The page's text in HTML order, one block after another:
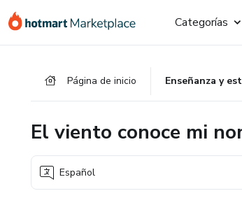
Categorías
Página de inicio Enseñanza y
El viento conoce mi
Español